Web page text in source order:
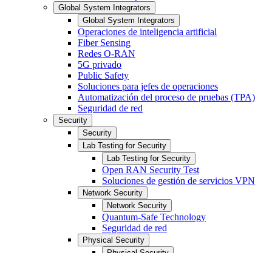
Global System Integrators
Global System Integrators
Operaciones de inteligencia artificial
Fiber Sensing
Redes O-RAN
5G privado
Public Safety
Soluciones para jefes de operaciones
Automatización del proceso de pruebas (TPA)
Seguridad de red
Security
Security
Lab Testing for Security
Lab Testing for Security
Open RAN Security Test
Soluciones de gestión de servicios VPN
Network Security
Network Security
Quantum-Safe Technology
Seguridad de red
Physical Security